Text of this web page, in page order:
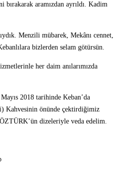
bırakarak aramızdan ayrıldı. Kadim
Menzili mübarek, Mekânı cennet,
bizlerden selam götürsün.
her daim anılarımızda
2018 tarihinde Keban’da
Kahvesinin önünde çektirdiğimiz
dizeleriyle veda edelim.